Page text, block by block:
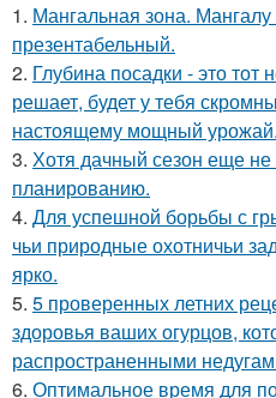
1. Мангальная зона.
презентабельный.
2. Глубина посадки - это
решает, будет у тебя
настоящему мощный урожай.
3. Хотя дачный сезон еще не
планированию.
4. Для успешной борьбы с
чьи природные охотничьи
ярко.
5. 5 проверенных летних
здоровья ваших огурцов,
распространенными
6. Оптимальное время для